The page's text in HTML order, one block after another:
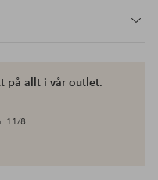
på allt i vår outlet.
11/8.